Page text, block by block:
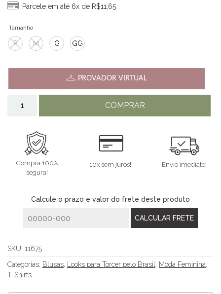
Parcele em até 6x de R$11,65
Tamanho
P M G GG
PROVADOR VIRTUAL
COMPRAR
Compra 100%
segura!
10x sem juros! Envio imediato!
Calcule o prazo e valor do frete deste produto
SKU: 11675
Categorias: Blusas, Looks para Torcer pelo Brasil, Moda Feminina,
T-Shirts